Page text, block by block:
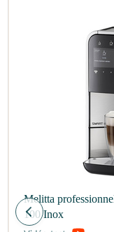
Melitta
100 Inox